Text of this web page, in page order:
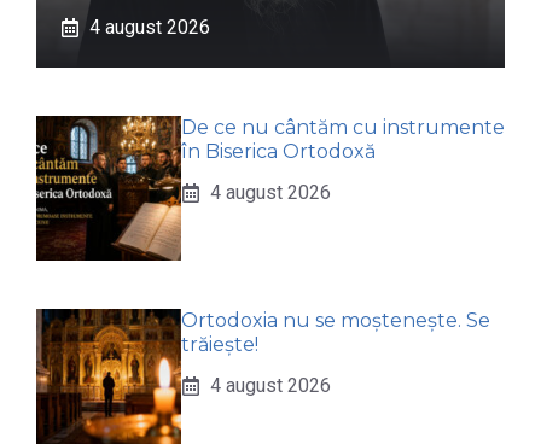
4 august 2026
De ce nu cântăm cu instrumente
în Biserica Ortodoxă
4 august 2026
Ortodoxia nu se moștenește. Se
trăiește!
4 august 2026